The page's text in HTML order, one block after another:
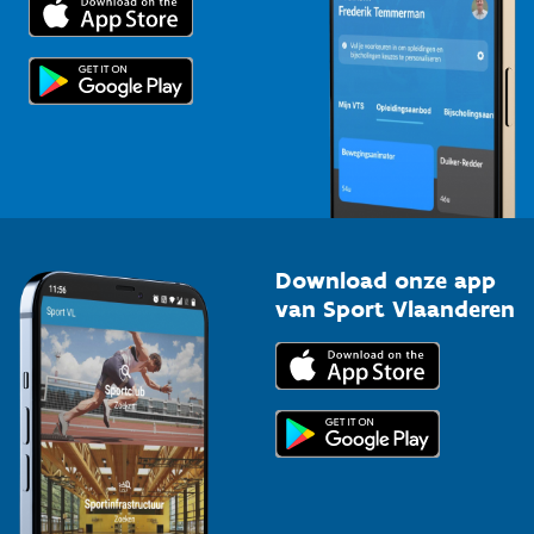
Topsporters
Voor de pers
Download onze app
van Sport Vlaanderen